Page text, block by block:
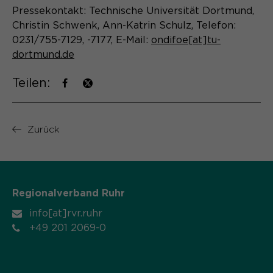
Laufzeit Ende der Sitzung
diese zu verwalten.
Laufzeit
Speichert den Zustimmungsstatus des
MATOMO_SESSID
Anbieter
Laufzeit Sitzung
Pressekontakt: Technische Universität Dortmund,
Christin Schwenk, Ann-Katrin Schulz, Telefon:
0231/755-7129, -7177, E-Mail: ondifoe[at]tu-
dortmund.de
Teilen:
Zurück
Regionalverband Ruhr
info[at]rvr.ruhr
+49 201 2069-0